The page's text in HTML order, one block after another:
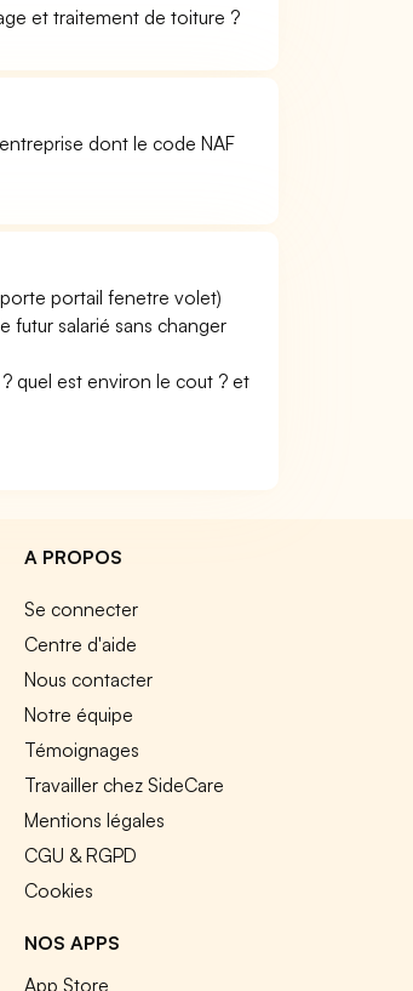
et traitement de toiture ?
dont le code NAF
porte portail fenetre volet)
futur salarié sans changer
quel est environ le cout ? et
A PROPOS
Se connecter
Centre d'aide
Nous contacter
Notre équipe
Témoignages
Travailler chez SideCare
Mentions légales
CGU & RGPD
Cookies
NOS APPS
App Store